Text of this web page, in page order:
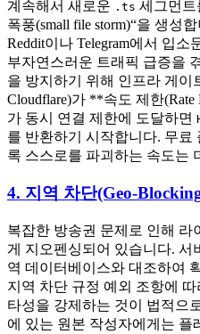
계속해서 새로운 .ts 세그먼트
폭풍(small file storm)“을 생성
Reddit이나 Telegram에서 입
부자연스러운 트래픽 급증을
을 방지하기 위해 인프라 게이
Cloudflare)가 **속도 제한
가 동시 연결 제한에 도달하면
를 반환하기 시작합니다. 무료
록 스스로를 파괴하는 속도는
4. 지역 차단(Geo-
복잡한 방송권 문제로 인해
게 지오펜싱되어 있습니다. 서
역 데이터베이스와 대조하여
지역 차단 규정 예외 조항에
타성을 강제하는 것이 법적으
에 있는 원본 작성자에게는